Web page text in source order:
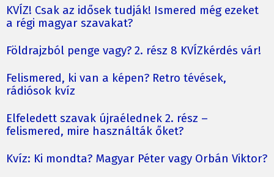
KVÍZ! Csak az idősek tudják! Ismered még ezeket
a régi magyar szavakat?
Földrajzból penge vagy? 2. rész 8 KVÍZkérdés vár!
Felismered, ki van a képen? Retro tévések,
rádiósok kvíz
Elfeledett szavak újraélednek 2. rész –
felismered, mire használták őket?
Kvíz: Ki mondta? Magyar Péter vagy Orbán Viktor?